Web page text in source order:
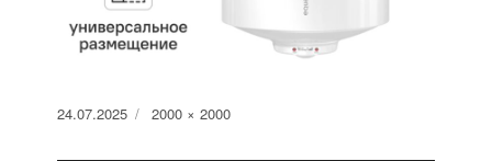
Опубликовано
24.07.2025
Полный
2000 × 2000